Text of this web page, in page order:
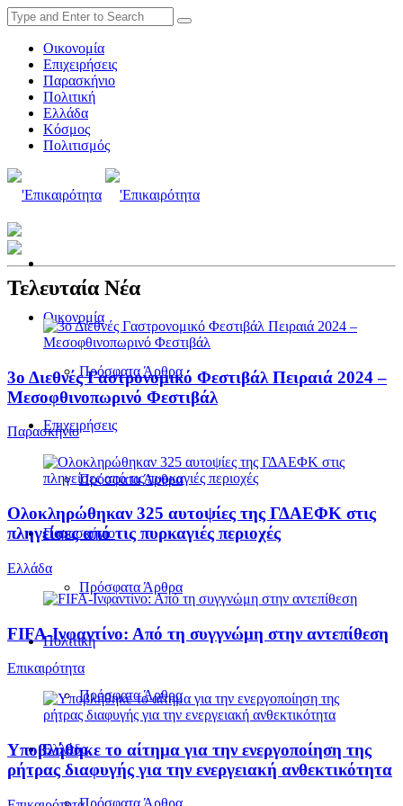
Οικονομία
Επιχειρήσεις
Παρασκήνιο
Πολιτική
Ελλάδα
Κόσμος
Πολιτισμός
Οικονομία
Πρόσφατα Άρθρα
Επιχειρήσεις
Πρόσφατα Άρθρα
Παρασκήνιο
Πρόσφατα Άρθρα
Πολιτική
Πρόσφατα Άρθρα
Ελλάδα
Πρόσφατα Άρθρα
Τελευταία Νέα
3ο Διεθνές Γαστρονομικό Φεστιβάλ Πειραιά 2024 –
Μεσοφθινοπωρινό Φεστιβάλ
Παρασκήνιο
Ολοκληρώθηκαν 325 αυτοψίες της ΓΔΑΕΦΚ στις
πληγείσες από τις πυρκαγιές περιοχές
Ελλάδα
FIFA-Ινφαντίνο: Από τη συγγνώμη στην αντεπίθεση
Επικαιρότητα
Υποβλήθηκε το αίτημα για την ενεργοποίηση της
ρήτρας διαφυγής για την ενεργειακή ανθεκτικότητα